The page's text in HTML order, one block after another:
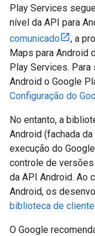
Play Services
nível da API para
comunicado
, a
Maps para Android
Play Services.
Android o Google
Configuração do
No entanto, a
Android (fachada
execução do
controle de
da API Android. Ao
Android, os
biblioteca de
O Google